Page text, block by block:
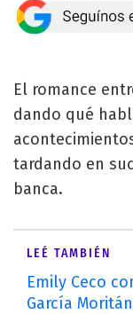
El romance
dando qué
tardando en
banca.
LEÉ TAMBIÉN
Emily Ceco
García